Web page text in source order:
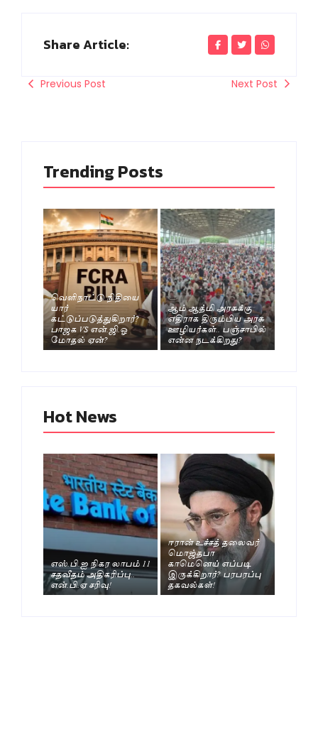
Share Article:
Previous Post Next Post
Trending Posts
வெளிநாட்டு நிதியை
யார்
கட்டுப்படுத்துகிறார்?
பாஜக VS என்.ஜி.ஓ
மோதல் ஏன்?
ஆம் ஆத்மி அரசுக்கு
எதிராக திரும்பிய அரசு
ஊழியர்கள்.. பஞ்சாபில்
என்ன நடக்கிறது?
Hot News
எஸ்.பி.ஐ நிகர லாபம் 11
சதவீதம் அதிகரிப்பு..
என்.பி.ஏ சரிவு!
ஈரான் உச்சத் தலைவர்
மொஜ்தபா
காமெனெய் எப்படி
இருக்கிறார்? பரபரப்பு
தகவல்கள்!